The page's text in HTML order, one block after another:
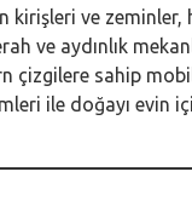
kirişleri ve zeminler,
ve aydınlık
çizgilere sahip
ile doğayı evin